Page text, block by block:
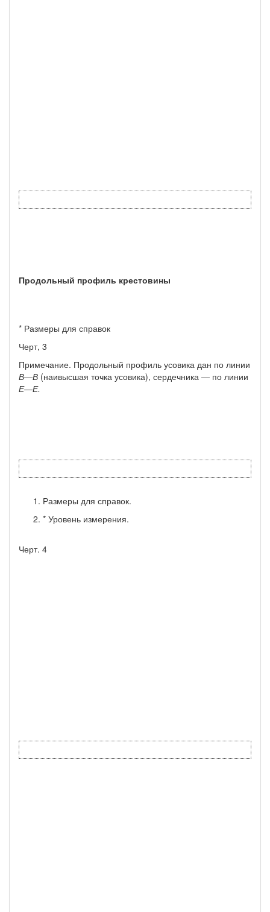
Продольный профиль крестовины
* Размеры для справок
Черт, 3
Примечание. Продольный профиль усовика дан по линии
В—В (наи­высшая точка усовика), сердечника — по линии
Е—Е.
Размеры для справок.
* Уровень измерения.
Черт. 4